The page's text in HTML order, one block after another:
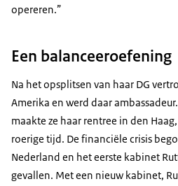
opereren.”
Een balanceeroefening
Na het opsplitsen van haar DG
Amerika en werd daar
maakte ze haar rentree in den Haag,
roerige tijd. De financiële crisis
Nederland en het eerste kabinet
gevallen. Met een nieuw kabinet,